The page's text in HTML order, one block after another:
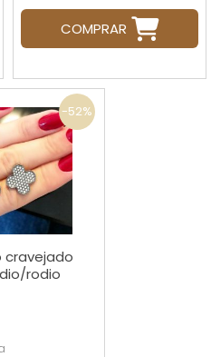
COMPRAR
-52%
cravejado
rodio